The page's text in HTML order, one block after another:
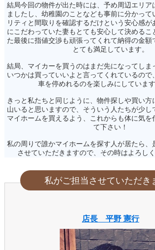
結局今回の物件が出た時には、予め周辺エリア
ましたし、幼稚園のことなども事前に分かって
リティと間取りを確認するだけという安心感が
にこだわっていた妻もとても安心して決めるこ
た最後に指値交渉も頑張ってくれて納得の金額
とても満足しています。
結局、マイカーを買うのはまだ先になってしま
いつかは買っていいよと言ってくれているので
車を停めれるのを楽しみにしています
きっと私たちと同じように、物件探しや買い方
山いると思いますので、そういう人たちが少し
マイホームを買えるよう、これからも体に気を
て下さい！
私の周りで誰かマイホームを探す人が居たら、
させていただきますので、その時はよろしく
私がご担当させていただき
店長 平野 憲行